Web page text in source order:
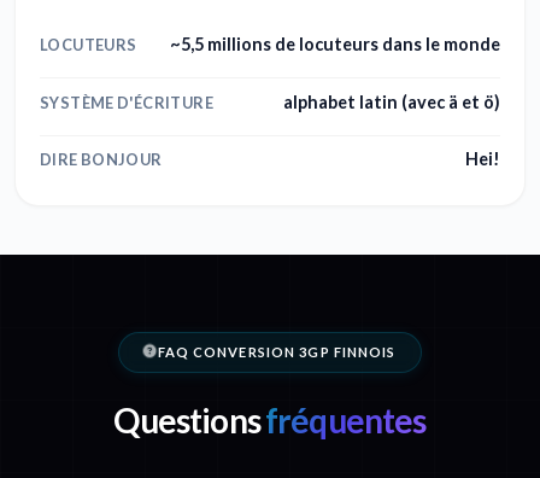
LOCUTEURS ~5,5 millions de locuteurs dans le monde
SYSTÈME D'ÉCRITURE alphabet latin (avec ä et ö)
DIRE BONJOUR Hei!
FAQ CONVERSION 3GP FINNOIS
Questionsfréquentes